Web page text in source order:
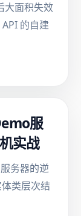
大面积失效
的自建
服
实战
务器的逆
类层次结